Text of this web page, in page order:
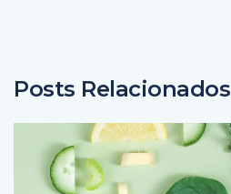
Posts Relacionados